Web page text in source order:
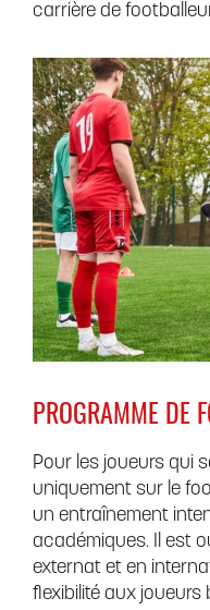
carrière de
PROGRAMME DE
Pour les joueurs qui
uniquement sur le
un entraînement
académiques. Il est
externat et en
flexibilité aux joueurs